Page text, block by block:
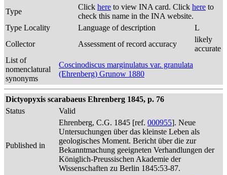
Type
Click here to view INA card. Click here to
check this name in the INA website.
Type Locality
Language of description
L
Collector
Assessment of record accuracy
likely
accurate
List of
nomenclatural
synonyms
Coscinodiscus marginulatus var. granulata
(Ehrenberg) Grunow 1880
Dictyopyxis scarabaeus Ehrenberg 1845, p. 76
Status
Valid
Published in
Ehrenberg, C.G. 1845 [ref. 000955]. Neue
Untersuchungen über das kleinste Leben als
geologisches Moment. Bericht über die zur
Bekanntmachung geeigneten Verhandlungen der
Königlich-Preussischen Akademie der
Wissenschaften zu Berlin 1845:53-87.